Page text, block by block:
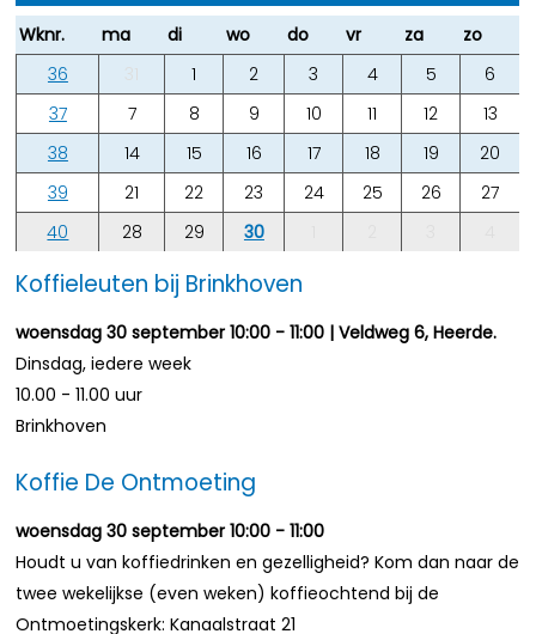
Wknr. ma di wo do vr za
zo
36
31 1 2 3 4 5
6
37
7 8 9 10 11 12
13
38
14 15 16 17 18 19
20
39
21 22 23 24 25 26
27
40
28 29 30
Koffieleuten bij Brinkhoven
woensdag 30 september 10:00 - 11:00 | Veldweg 6, Heerde.
Dinsdag, iedere week
10.00 - 11.00 uur
Brinkhoven
Koffie De Ontmoeting
woensdag 30 september 10:00 - 11:00
Houdt u van koffiedrinken en gezelligheid? Kom dan naar de
twee wekelijkse (even weken) koffieochtend bij de
Ontmoetingskerk: Kanaalstraat 21